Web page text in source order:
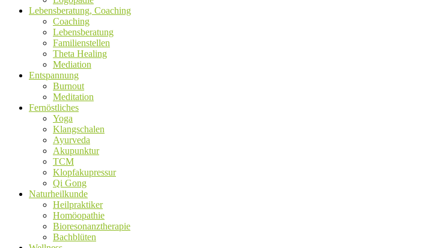
Lebensberatung, Coaching
Coaching
Lebensberatung
Familienstellen
Theta Healing
Mediation
Entspannung
Burnout
Meditation
Fernöstliches
Yoga
Klangschalen
Ayurveda
Akupunktur
TCM
Klopfakupressur
Qi Gong
Naturheilkunde
Heilpraktiker
Homöopathie
Bioresonanztherapie
Bachblüten